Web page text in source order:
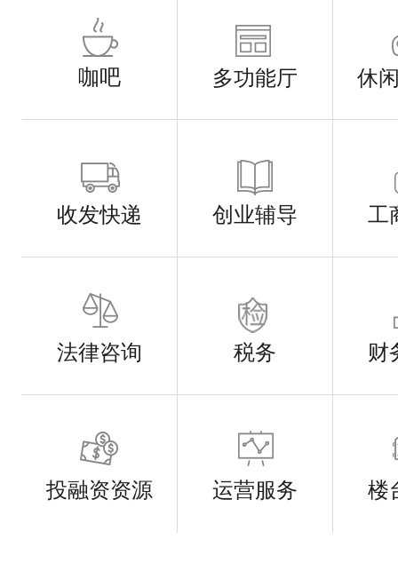
咖吧 多功能厅 休
收发快递 创业辅导 工
法律咨询 税务 财
投融资资源 运营服务 楼